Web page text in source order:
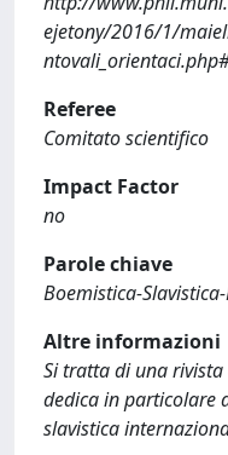
ejetony/2016/1/
Referee
Comitato scientifico
Impact Factor
no
Parole chiave
Boemistica-
Altre informazioni
Si tratta di una
dedica in particolare
slavistica